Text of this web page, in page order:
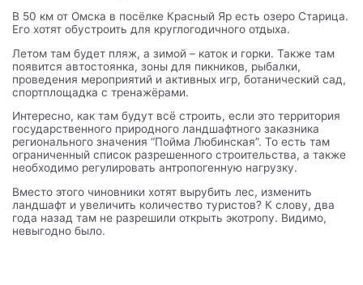
В 50 км от Омска в посёлке Красный Яр есть озеро Старица.
Его хотят обустроить для круглогодичного отдыха.
Летом там будет пляж, а зимой – каток и горки. Также там
появится автостоянка, зоны для пикников, рыбалки,
проведения мероприятий и активных игр, ботанический сад,
спортплощадка с тренажёрами.
Интересно, как там будут всё строить, если это территория
государственного природного ландшафтного заказника
регионального значения “Пойма Любинская”. То есть там
ограниченный список разрешенного строительства, а также
необходимо регулировать антропогенную нагрузку.
Вместо этого чиновники хотят вырубить лес, изменить
ландшафт и увеличить количество туристов? К слову, два
года назад там не разрешили открыть экотропу. Видимо,
невыгодно было.